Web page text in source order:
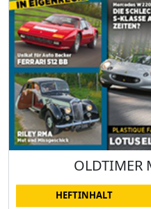
OLDTIMER
HEFTINHALT